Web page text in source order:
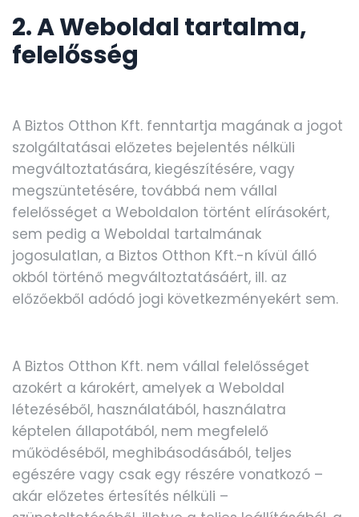
2. A Weboldal tartalma,
felelősség
A Biztos Otthon Kft. fenntartja magának a jogot
szolgáltatásai előzetes bejelentés nélküli
megváltoztatására, kiegészítésére, vagy
megszüntetésére, továbbá nem vállal
felelősséget a Weboldalon történt elírásokért,
sem pedig a Weboldal tartalmának
jogosulatlan, a Biztos Otthon Kft.-n kívül álló
okból történő megváltoztatásáért, ill. az
előzőekből adódó jogi következményekért sem.
A Biztos Otthon Kft. nem vállal felelősséget
azokért a károkért, amelyek a Weboldal
létezéséből, használatából, használatra
képtelen állapotából, nem megfelelő
működéséből, meghibásodásából, teljes
egészére vagy csak egy részére vonatkozó –
akár előzetes értesítés nélküli –